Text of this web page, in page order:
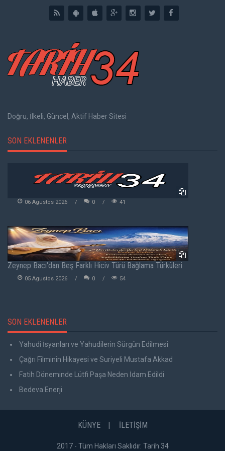
Doğru, İlkeli, Güncel, Aktif Haber Sitesi
SON EKLENENLER
06 Agustos 2026 0 41
Zeynep Bacı'dan Beş Farklı Hiciv Türü Bağlama Türküleri
05 Agustos 2026 0 54
SON EKLENENLER
Yahudi İsyanları ve Yahudilerin Sürgün Edilmesi
Çağrı Filminin Hikayesi ve Suriyeli Mustafa Akkad
Fatih Döneminde Lütfi Paşa Neden İdam Edildi
Bedeva Enerji
KÜNYE İLETİŞİM
2017 - Tüm Hakları Saklıdır. Tarih 34